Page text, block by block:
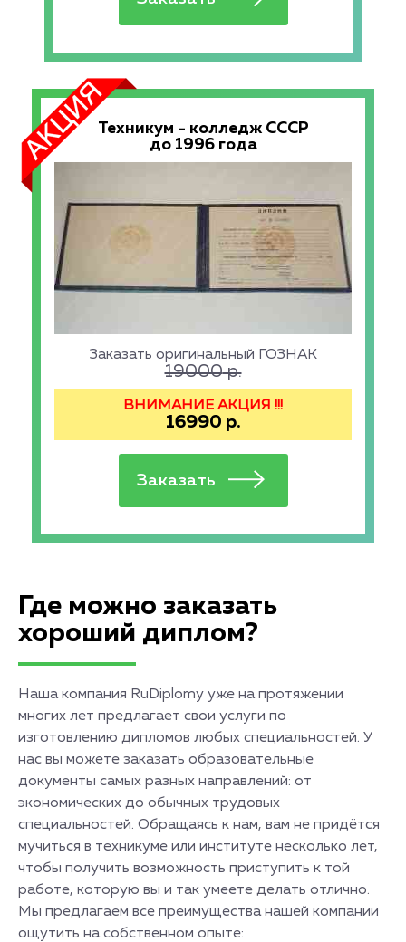
Техникум - колледж СССР
до 1996 года
Заказать оригинальный ГОЗНАК
19000р.
ВНИМАНИЕ АКЦИЯ !!!
16990 р.
Где можно заказать
хороший диплом?
Наша компания RuDiplomy уже на протяжении
многих лет предлагает свои услуги по
изготовлению дипломов любых специальностей. У
нас вы можете заказать образовательные
документы самых разных направлений: от
экономических до обычных трудовых
специальностей. Обращаясь к нам, вам не придётся
мучиться в техникуме или институте несколько лет,
чтобы получить возможность приступить к той
работе, которую вы и так умеете делать отлично.
Мы предлагаем все преимущества нашей компании
ощутить на собственном опыте: